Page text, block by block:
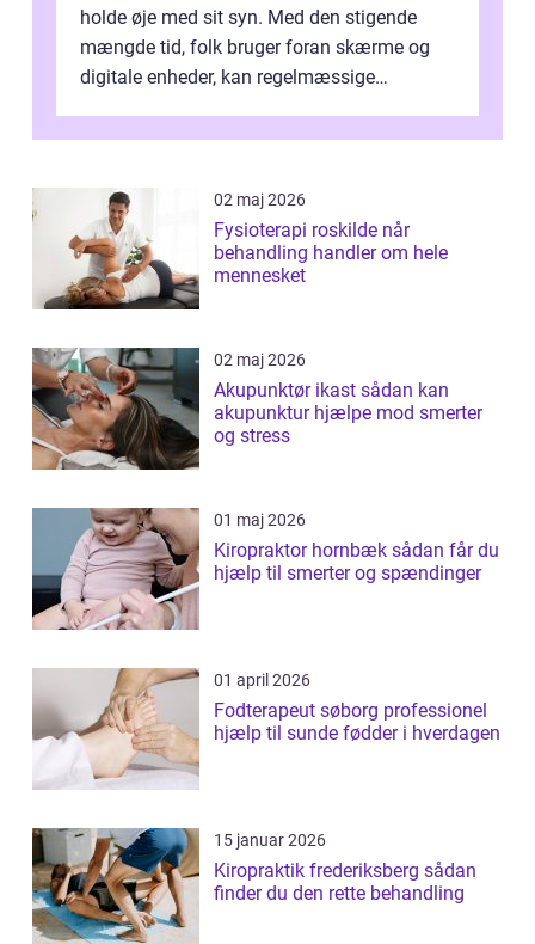
holde øje med sit syn. Med den stigende
mængde tid, folk bruger foran skærme og
digitale enheder, kan regelmæssige
02 maj 2026
Fysioterapi roskilde når
behandling handler om hele
mennesket
02 maj 2026
Akupunktør ikast sådan kan
akupunktur hjælpe mod smerter
og stress
01 maj 2026
Kiropraktor hornbæk sådan får du
hjælp til smerter og spændinger
01 april 2026
Fodterapeut søborg professionel
hjælp til sunde fødder i hverdagen
15 januar 2026
Kiropraktik frederiksberg sådan
finder du den rette behandling